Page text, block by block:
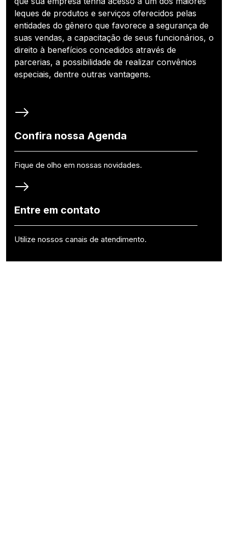
leques de produtos e serviços oferecidos pelas
entidades do gênero que favorece a segurança de
suas vendas, a capacitação de seus funcionários, o
direito à benefícios concedidos através de
parcerias, a possibilidade de realizar convênios
especiais, dentre outras vantagens.
Confira nossa Agenda
Fique de olho em nossas novidades.
Entre em contato
Utilize nossos canais de atendimento.